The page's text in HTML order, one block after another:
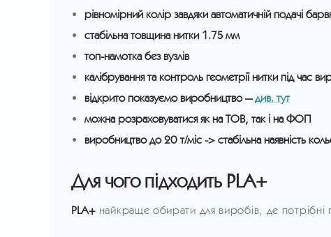
рівномірний колір завдяки автоматичній подачі
стабільна товщина нитки 1.75 мм
топ-намотка без вузлів
калібрування та контроль геометрії нитки під час
відкрито показуємо виробництво —див. тут
можна розраховуватися як на ТОВ, так і на ФОП
виробництво до 20 т/міс -> стабільна наявність
Для чого підходить PLA+
PLA+ найкраще обирати для виробів, де потрібні